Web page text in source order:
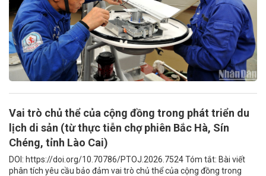
Vai trò chủ thể của cộng đồng trong phát triển du
lịch di sản (từ thực tiễn chợ phiên Bắc Hà, Sín
Chéng, tỉnh Lào Cai)
DOI: https://doi.org/10.70786/PTOJ.2026.7524 Tóm tắt: Bài viết
phân tích yêu cầu bảo đảm vai trò chủ thể của cộng đồng trong